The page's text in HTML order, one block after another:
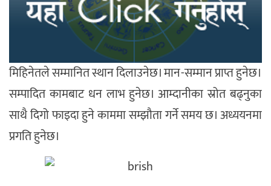
मिहिनेतले सम्मानित स्थान दिलाउनेछ। मान-सम्मान प्राप्त हुनेछ।
सम्पादित कामबाट धन लाभ हुनेछ। आम्दानीका स्रोत बढ्नुका
साथै दिगो फाइदा हुने काममा सम्झौता गर्ने समय छ। अध्ययनमा
प्रगति हुनेछ।